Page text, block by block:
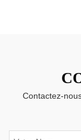
Contactez-